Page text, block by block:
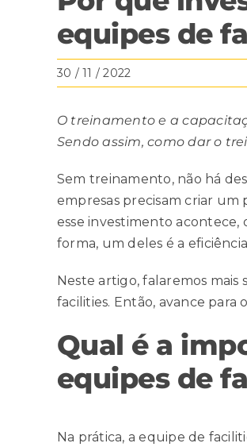
equipes de
30 / 11 / 2022
O treinamento e a
Sendo assim, como dar o
Sem treinamento, não há
empresas precisam criar
esse investimento acontece,
forma, um deles é a
Neste artigo, falaremos
facilities. Então, avance para
Qual é a
equipes de
Na prática, a equipe de